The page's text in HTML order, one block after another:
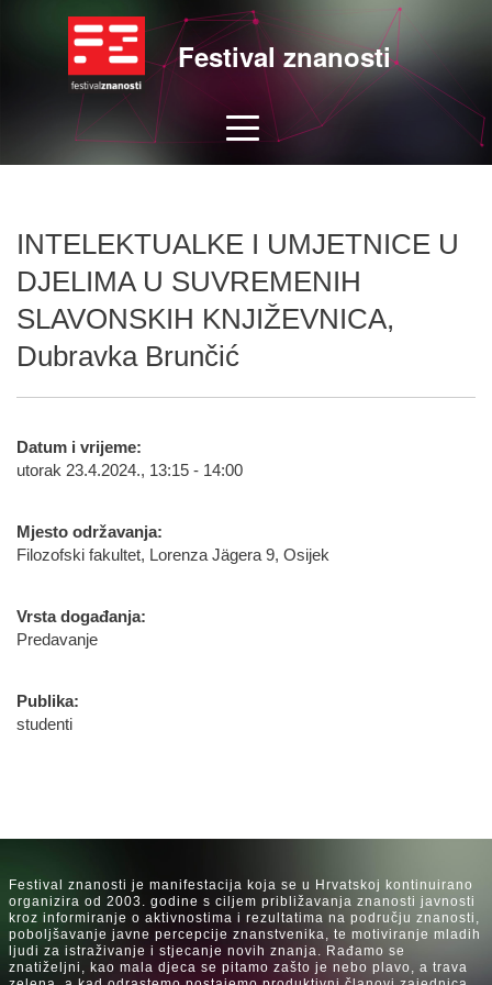
Festival znanosti
INTELEKTUALKE I UMJETNICE U
DJELIMA U SUVREMENIH
SLAVONSKIH KNJIŽEVNICA,
Dubravka Brunčić
Datum i vrijeme:
utorak 23.4.2024., 13:15 - 14:00
Mjesto održavanja:
Filozofski fakultet, Lorenza Jägera 9, Osijek
Vrsta događanja:
Predavanje
Publika:
studenti
Festival znanosti je manifestacija koja se u Hrvatskoj kontinuirano
organizira od 2003. godine s ciljem približavanja znanosti javnosti
kroz informiranje o aktivnostima i rezultatima na području znanosti,
poboljšavanje javne percepcije znanstvenika, te motiviranje mladih
ljudi za istraživanje i stjecanje novih znanja. Rađamo se
znatiželjni, kao mala djeca se pitamo zašto je nebo plavo, a trava